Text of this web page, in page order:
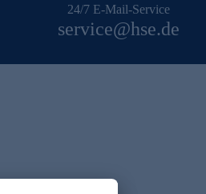
24/7 E-Mail-Service
service@hse.de